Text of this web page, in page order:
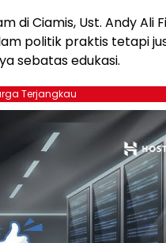
di Ciamis, Ust. Andy Ali
politik praktis tetapi
sebatas edukasi.
Terjangkau